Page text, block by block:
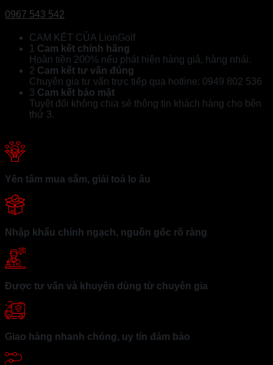
0967 543 542
CAM KẾT CỦA LionGolf
1 Cam kết chính hãng
Hoàn tiền 200% nếu phát hiện hàng giả, hàng nhái.
2 Cam kết tư vấn đúng
Chuyên gia tư vấn trực tiếp qua hotline: 0949 802 536
3 Cam kết bảo mật
Tuyệt đối không chia sẻ thông tin khách hàng cho bên
thứ 3.
Yên tâm mua sắm, giải toả lo âu
Nhập khẩu chính ngạch, nguồn gốc rõ ràng
Được tư vấn và khuyên dùng từ chuyên gia
Giao hàng nhanh chóng, uy tín đảm bảo